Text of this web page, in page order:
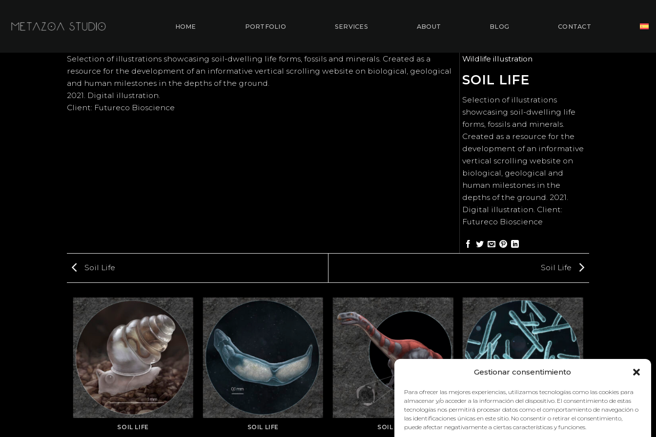
Gestionar consentimiento
Para ofrecer las mejores experiencias, utilizamos tecnologías como las cookies para
almacenar y/o acceder a la información del dispositivo. El consentimiento de estas
tecnologías nos permitirá procesar datos como el comportamiento de navegación o
las identificaciones únicas en este sitio. No consentir o retirar el consentimiento,
puede afectar negativamente a ciertas características y funciones.
content
HOME PORTFOLIO SERVICES ABOUT BLOG CONTACT
Wildlife illustration
SOIL LIFE
Selection of illustrations
showcasing soil-dwelling life
forms, fossils and minerals.
Created as a resource for the
development of an informative
vertical scrolling website on
biological, geological and
human milestones in the
depths of the ground. 2021.
Digital illustration. Client:
Futureco Bioscience
Selection of illustrations showcasing soil-dwelling life forms, fossils and minerals. Created as a
resource for the development of an informative vertical scrolling website on biological, geological
and human milestones in the depths of the ground.
2021. Digital illustration.
Client: Futureco Bioscience
Soil Life Soil Life
SOIL LIFE SOIL LIFE SOIL LIFE SOIL LIFE